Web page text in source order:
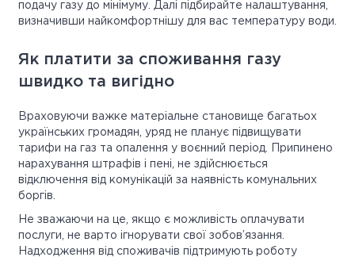
подачу газу до мінімуму. Далі підбирайте налаштування,
визначивши найкомфортнішу для вас температуру води.
Як платити за споживання газу
швидко та вигідно
Враховуючи важке матеріальне становище багатьох
українських громадян, уряд не планує підвищувати
тарифи на газ та опалення у воєнний період. Припинено
нарахування штрафів і пені, не здійснюється
відключення від комунікацій за наявність комунальних
боргів.
Не зважаючи на це, якщо є можливість оплачувати
послуги, не варто ігнорувати свої зобов’язання.
Надходження від споживачів підтримують роботу